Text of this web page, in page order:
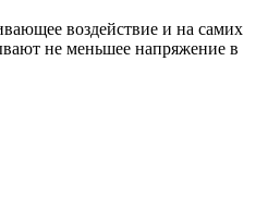
воздействие и на самих
не меньшее напряжение в